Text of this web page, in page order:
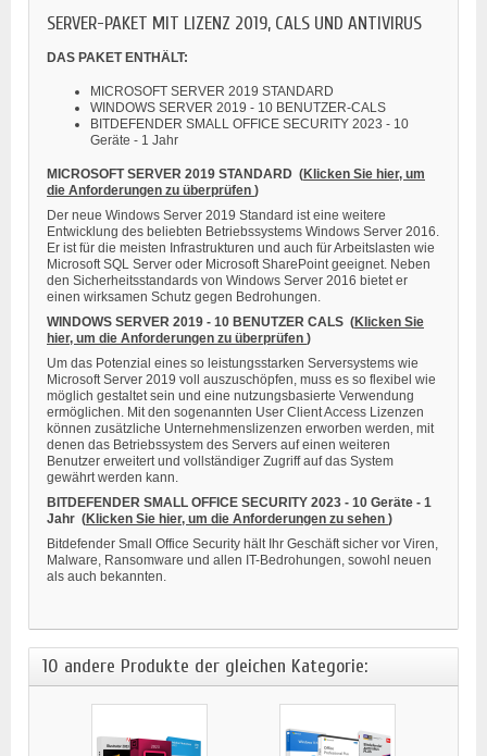
SERVER-PAKET MIT LIZENZ 2019, CALS UND ANTIVIRUS
DAS PAKET ENTHÄLT:
MICROSOFT SERVER 2019 STANDARD
WINDOWS SERVER 2019 - 10 BENUTZER-CALS
BITDEFENDER SMALL OFFICE SECURITY 2023 - 10
Geräte - 1 Jahr
MICROSOFT SERVER 2019 STANDARD (Klicken Sie hier, um
die Anforderungen zu überprüfen )
Der neue Windows Server 2019 Standard ist eine weitere
Entwicklung des beliebten Betriebssystems Windows Server 2016.
Er ist für die meisten Infrastrukturen und auch für Arbeitslasten wie
Microsoft SQL Server oder Microsoft SharePoint geeignet. Neben
den Sicherheitsstandards von Windows Server 2016 bietet er
einen wirksamen Schutz gegen Bedrohungen.
WINDOWS SERVER 2019 - 10 BENUTZER CALS (Klicken Sie
hier, um die Anforderungen zu überprüfen )
Um das Potenzial eines so leistungsstarken Serversystems wie
Microsoft Server 2019 voll auszuschöpfen, muss es so flexibel wie
möglich gestaltet sein und eine nutzungsbasierte Verwendung
ermöglichen. Mit den sogenannten User Client Access Lizenzen
können zusätzliche Unternehmenslizenzen erworben werden, mit
denen das Betriebssystem des Servers auf einen weiteren
Benutzer erweitert und vollständiger Zugriff auf das System
gewährt werden kann.
BITDEFENDER SMALL OFFICE SECURITY 2023 - 10 Geräte - 1
Jahr (Klicken Sie hier, um die Anforderungen zu sehen )
Bitdefender Small Office Security hält Ihr Geschäft sicher vor Viren,
Malware, Ransomware und allen IT-Bedrohungen, sowohl neuen
als auch bekannten.
10 andere Produkte der gleichen Kategorie: